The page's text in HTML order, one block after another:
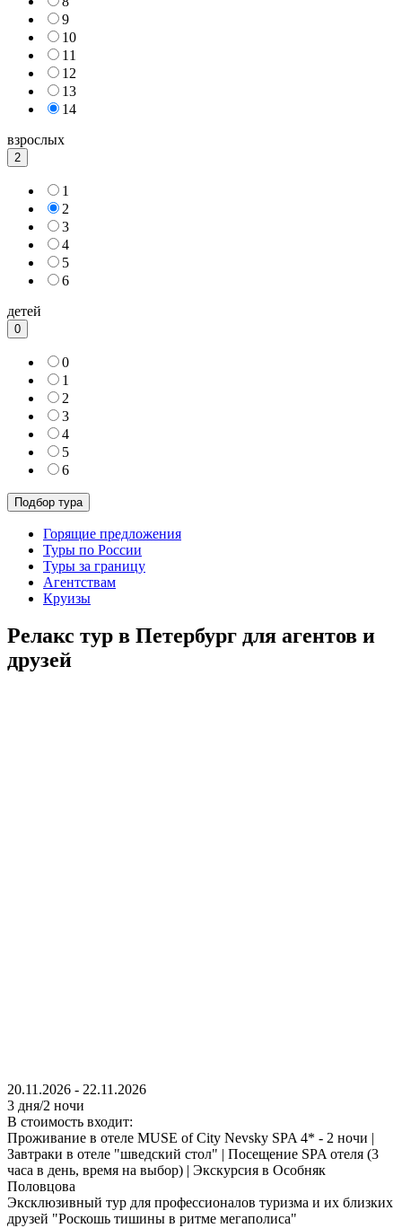
9
10
11
12
13
14
взрослых
2
1
2
3
4
5
6
детей
0
0
1
2
3
4
5
6
Горящие предложения
Туры по России
Туры за границу
Агентствам
Круизы
Релакс тур в Петербург для агентов и
друзей
20.11.2026 - 22.11.2026
3 дня/2 ночи
В стоимость входит:
Проживание в отеле MUSE of City Nevsky SPA 4* - 2 ночи |
Завтраки в отеле "шведский стол" | Посещение SPA отеля (3
часа в день, время на выбор) | Экскурсия в Особняк
Половцова
Эксклюзивный тур для профессионалов туризма и их близких
друзей "Роскошь тишины в ритме мегаполиса"